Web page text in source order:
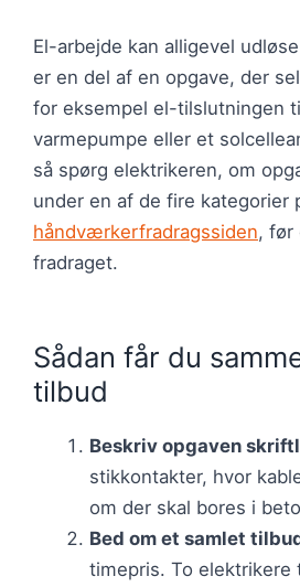
El-arbejde kan alligevel
er en del af en opgave, der
for eksempel el-tilslutningen
varmepumpe eller et
så spørg elektrikeren, om
under en af de fire kategorier
håndværkerfradragssiden, før
fradraget.
Sådan får du
tilbud
Beskriv opgaven
stikkontakter, hvor
om der skal bores i
Bed om et samlet
timepris. To elektrikere